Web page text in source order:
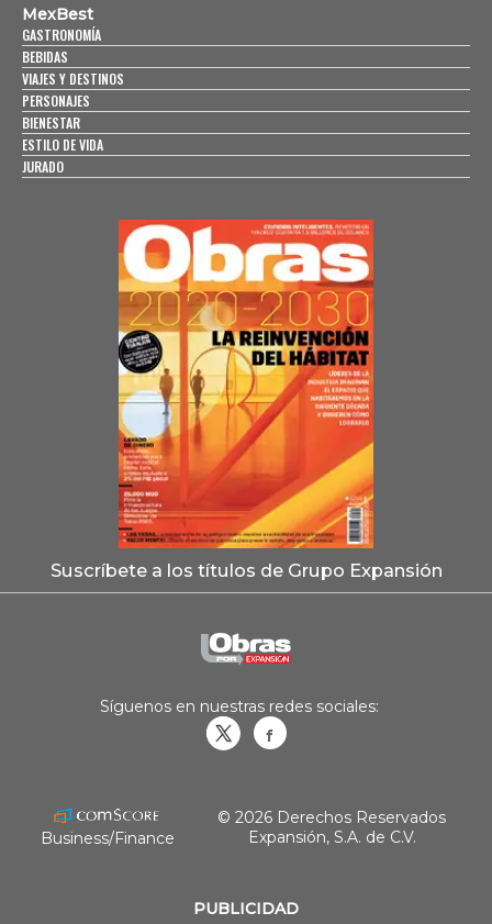
MexBest
GASTRONOMÍA
BEBIDAS
VIAJES Y DESTINOS
PERSONAJES
BIENESTAR
ESTILO DE VIDA
JURADO
Suscríbete a los títulos de Grupo Expansión
PUBLICIDAD
Síguenos en nuestras redes sociales:
Business/Finance
© 2026 Derechos Reservados
Expansión, S.A. de C.V.